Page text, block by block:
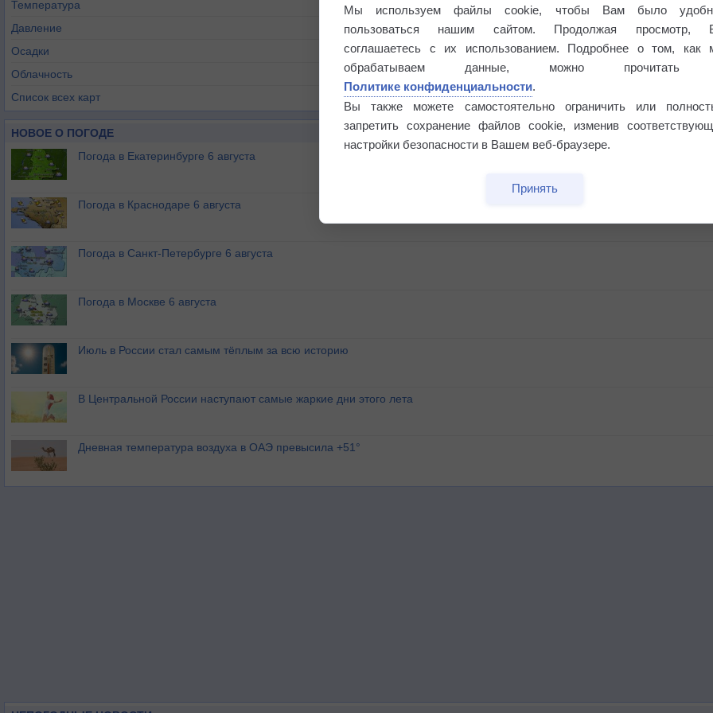
Температура
Давление
Осадки
Облачность
Список всех карт
НОВОЕ О ПОГОДЕ
Погода в Екатеринбурге 6 августа
Погода в Краснодаре 6 августа
Погода в Санкт-Петербурге 6 августа
Погода в Москве 6 августа
Июль в России стал самым тёплым за всю историю
В Центральной России наступают самые жаркие дни этого лета
Дневная температура воздуха в ОАЭ превысила +51°
Мы используем файлы cookie, чтобы Вам было
пользоваться нашим сайтом. Продолжая просмотр,
соглашаетесь с их использованием. Подробнее о том, как
обрабатываем данные, можно прочитать
Политике конфиденциальности.
Вы также можете самостоятельно ограничить или
запретить сохранение файлов cookie, изменив
настройки безопасности в Вашем веб-браузере.
Принять